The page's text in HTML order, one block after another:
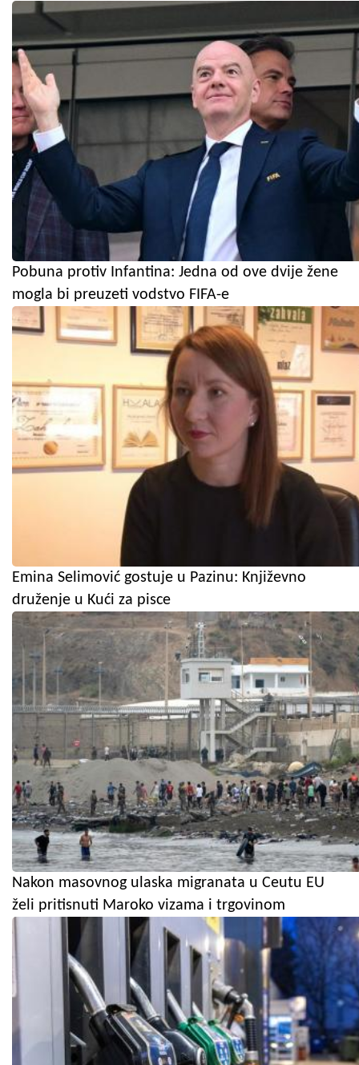
Pobuna protiv Infantina: Jedna od ove dvije žene
mogla bi preuzeti vodstvo FIFA-e
Emina Selimović gostuje u Pazinu: Književno
druženje u Kući za pisce
Nakon masovnog ulaska migranata u Ceutu EU
želi pritisnuti Maroko vizama i trgovinom